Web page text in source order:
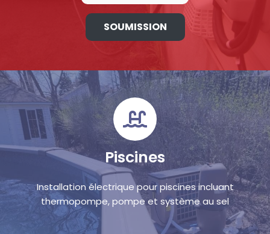
SOUMISSION
Piscines
Installation électrique pour piscines incluant
thermopompe, pompe et système au sel